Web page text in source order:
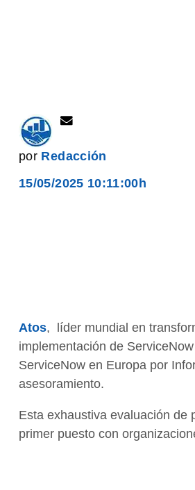
por Redacción
15/05/2025 10:11:00h
Atos, líder mundial en
implementación de
ServiceNow en Europa por
asesoramiento.
Esta exhaustiva evaluación de
primer puesto con